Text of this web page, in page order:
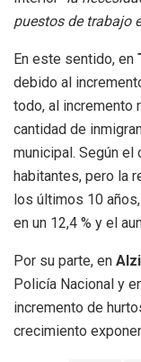
puestos de trabajo
En este sentido, en
debido al
todo, al incremento
cantidad de
municipal. Según el
habitantes, pero la
los últimos 10
en un 12,4 % y el
Por su parte, en
Policía Nacional y
incremento de
crecimiento